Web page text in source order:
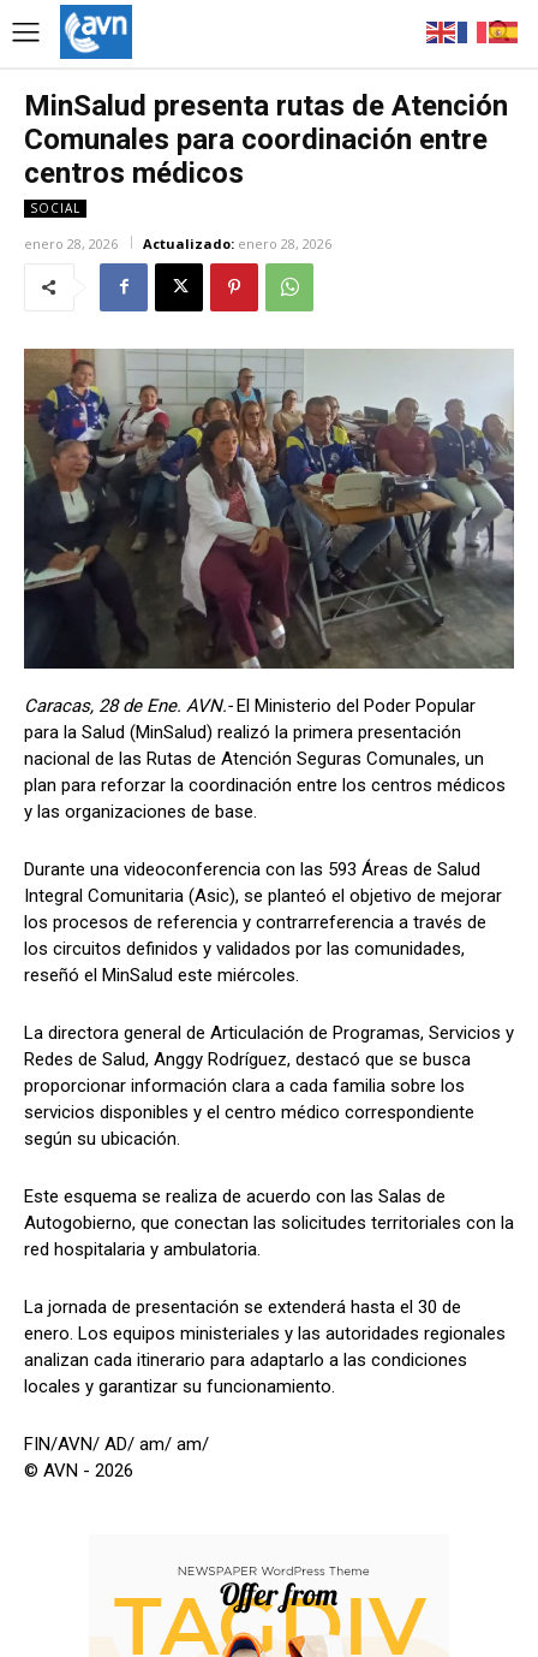
MinSalud presenta rutas de Atención
Comunales para coordinación entre
centros médicos
SOCIAL
enero 28, 2026 Actualizado: enero 28, 2026
Caracas, 28 de Ene. AVN.-El Ministerio del Poder Popular
para la Salud (MinSalud) realizó la primera presentación
nacional de las Rutas de Atención Seguras Comunales, un
plan para reforzar la coordinación entre los centros médicos
y las organizaciones de base.
Durante una videoconferencia con las 593 Áreas de Salud
Integral Comunitaria (Asic), se planteó el objetivo de mejorar
los procesos de referencia y contrarreferencia a través de
los circuitos definidos y validados por las comunidades,
reseñó el MinSalud este miércoles.
La directora general de Articulación de Programas, Servicios y
Redes de Salud, Anggy Rodríguez, destacó que se busca
proporcionar información clara a cada familia sobre los
servicios disponibles y el centro médico correspondiente
según su ubicación.
Este esquema se realiza de acuerdo con las Salas de
Autogobierno, que conectan las solicitudes territoriales con la
red hospitalaria y ambulatoria.
La jornada de presentación se extenderá hasta el 30 de
enero. Los equipos ministeriales y las autoridades regionales
analizan cada itinerario para adaptarlo a las condiciones
locales y garantizar su funcionamiento.
FIN/AVN/ AD/ am/ am/
© AVN - 2026